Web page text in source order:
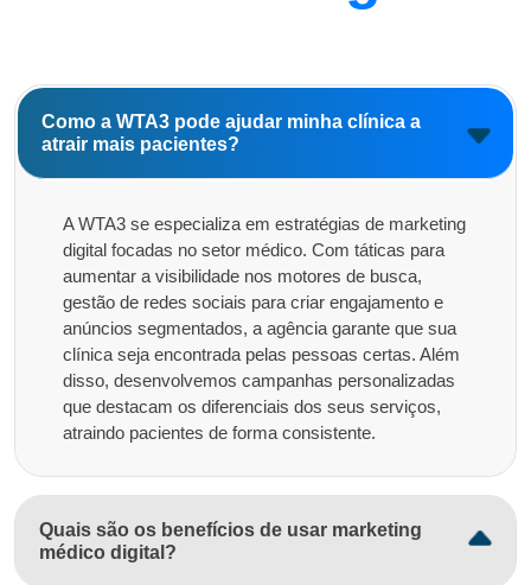
Como a WTA3 pode ajudar minha clínica a
atrair mais pacientes?
A WTA3 se especializa em estratégias de marketing
digital focadas no setor médico. Com táticas para
aumentar a visibilidade nos motores de busca,
gestão de redes sociais para criar engajamento e
anúncios segmentados, a agência garante que sua
clínica seja encontrada pelas pessoas certas. Além
disso, desenvolvemos campanhas personalizadas
que destacam os diferenciais dos seus serviços,
atraindo pacientes de forma consistente.
Quais são os benefícios de usar marketing
médico digital?